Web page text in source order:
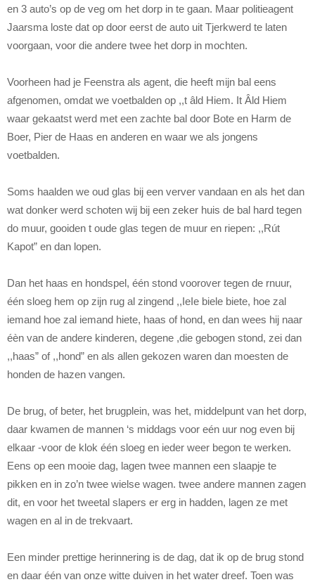
en 3 auto’s op de veg om het dorp in te gaan. Maar politieagent
Jaarsma loste dat op door eerst de auto uit Tjerkwerd te laten
voorgaan, voor die andere twee het dorp in mochten.
Voorheen had je Feenstra als agent, die heeft mijn bal eens
afgenomen, omdat we voetbalden op ,,t âld Hiem. It Âld Hiem
waar gekaatst werd met een zachte bal door Bote en Harm de
Boer, Pier de Haas en anderen en waar we als jongens
voetbalden.
Soms haalden we oud glas bij een verver vandaan en als het dan
wat donker werd schoten wij bij een zeker huis de bal hard tegen
do muur, gooiden t oude glas tegen de muur en riepen: ,,Rút
Kapot” en dan lopen.
Dan het haas en hondspel, één stond voorover tegen de rnuur,
één sloeg hem op zijn rug al zingend ,,IeIe biele biete, hoe zal
iemand hoe zal iemand hiete, haas of hond, en dan wees hij naar
éèn van de andere kinderen, degene ,die gebogen stond, zei dan
,,haas” of ,,hond” en als allen gekozen waren dan moesten de
honden de hazen vangen.
De brug, of beter, het brugplein, was het, middelpunt van het dorp,
daar kwamen de mannen ‘s middags voor eén uur nog even bij
elkaar -voor de klok één sloeg en ieder weer begon te werken.
Eens op een mooie dag, lagen twee mannen een slaapje te
pikken en in zo’n twee wielse wagen. twee andere mannen zagen
dit, en voor het tweetal slapers er erg in hadden, lagen ze met
wagen en al in de trekvaart.
Een minder prettige herinnering is de dag, dat ik op de brug stond
en daar één van onze witte duiven in het water dreef. Toen was